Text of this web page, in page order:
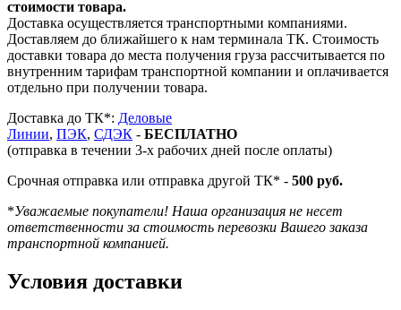
стоимости товара.
Доставка осуществляется транспортными компаниями.
Доставляем до ближайшего к нам терминала ТК. Стоимость
доставки товара до места получения груза рассчитывается по
внутренним тарифам транспортной компании и оплачивается
отдельно при получении товара.
Доставка до ТК*: Деловые
Линии, ПЭК, СДЭК - БЕСПЛАТНО
(отправка в течении 3-х рабочих дней после оплаты)
Срочная отправка или отправка другой ТК* - 500 руб.
*Уважаемые покупатели! Наша организация не несет
ответственности за стоимость перевозки Вашего заказа
транспортной компанией.
Условия доставки